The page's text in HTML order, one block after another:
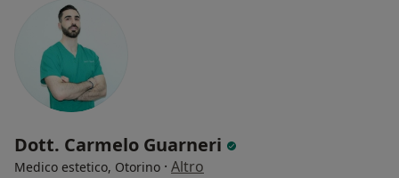
Dott. Carmelo Guarneri
Medico estetico, Otorino · Altro